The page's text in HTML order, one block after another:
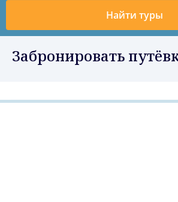
Найти туры
Забронировать